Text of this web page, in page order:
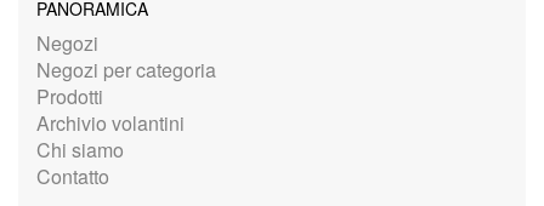
PANORAMICA
Negozi
Negozi per categoria
Prodotti
Archivio volantini
Chi siamo
Contatto